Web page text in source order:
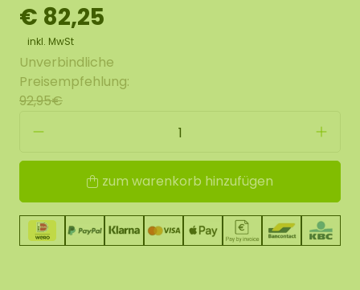
€ 82,25
inkl. MwSt
Unverbindliche
Preisempfehlung:
92,95€
zum warenkorb hinzufügen